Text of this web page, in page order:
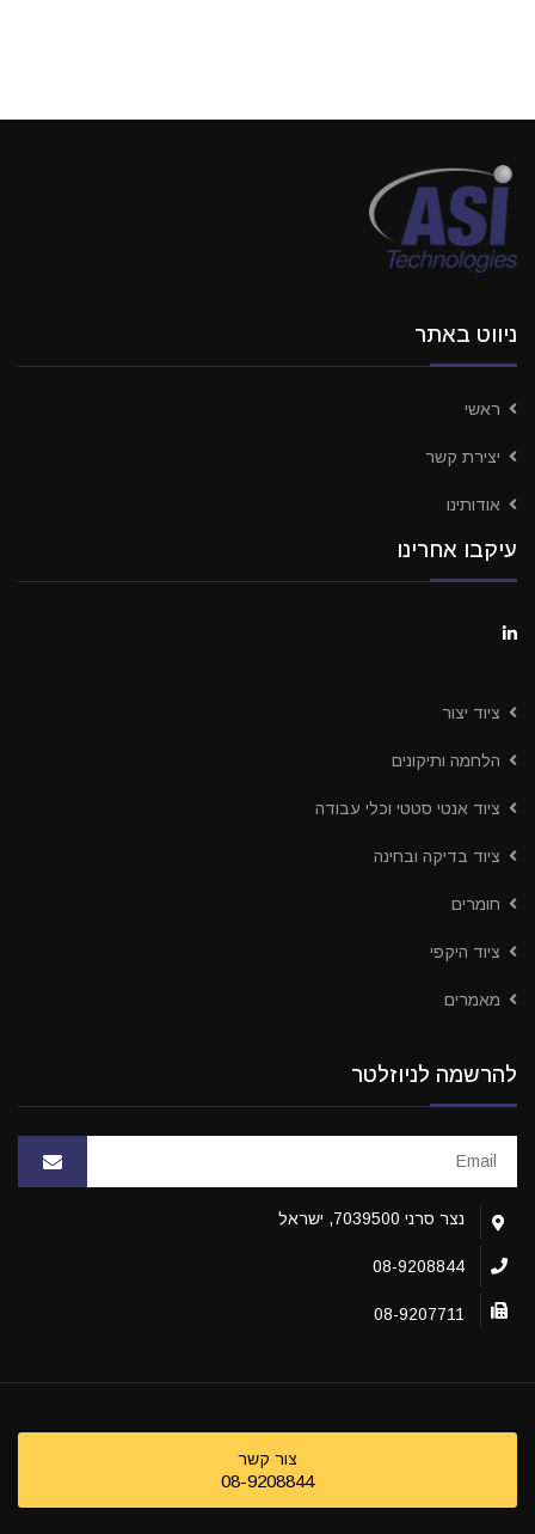
ניווט באתר
ראשי
יצירת קשר
אודותינו
עיקבו אחרינו
ציוד יצור
הלחמה ותיקונים
ציוד אנטי סטטי וכלי עבודה
ציוד בדיקה ובחינה
חומרים
ציוד היקפי
מאמרים
להרשמה לניוזלטר
נצר סרני 7039500, ישראל
08-9208844
08-9207711
צור קשר
08-9208844